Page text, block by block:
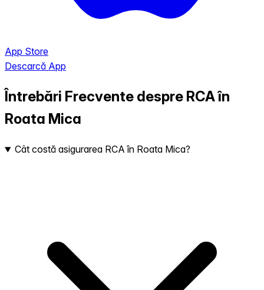
App Store
Descarcă App
Întrebări Frecvente despre RCA în
Roata Mica
Cât costă asigurarea RCA în Roata Mica?